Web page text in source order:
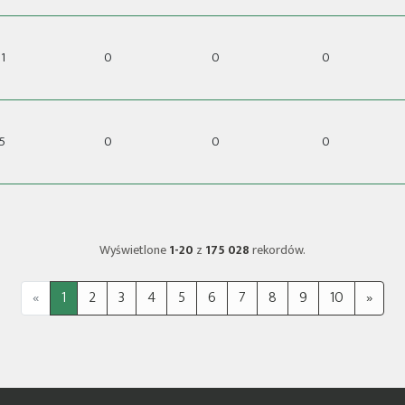
0 0 0
0 0 0
Wyświetlone1-20 z 175 028rekordów.
« 1 2 3 4 5 6 7 8 9 10 »